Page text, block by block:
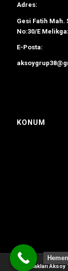
Adres:
Gesi Fatih Mah.
No:30/E
E-Posta:
KONUM
Tüm Hakları